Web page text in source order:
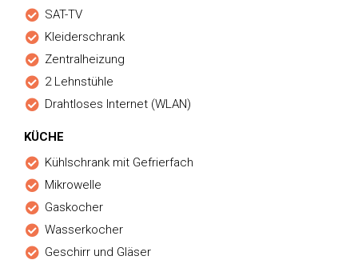
SAT-TV
Kleiderschrank
Zentralheizung
2 Lehnstühle
Drahtloses Internet (WLAN)
KÜCHE
Kühlschrank mit Gefrierfach
Mikrowelle
Gaskocher
Wasserkocher
Geschirr und Gläser